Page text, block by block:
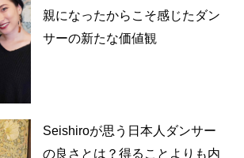
親になったからこそ感じたダン
サーの新たな価値観
Seishiroが思う日本人ダンサー
の良さとは？得ることよりも内